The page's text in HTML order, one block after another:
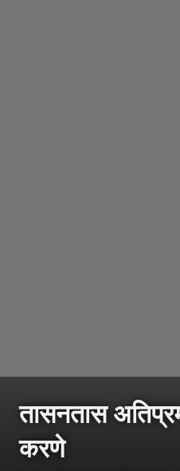
तासनतास
करणे